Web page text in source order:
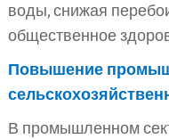
воды, снижая
общественное
Повышение
В промышленном